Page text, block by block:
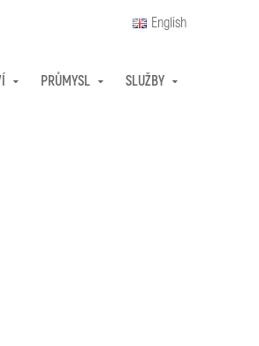
English
PRŮMYSL SLUŽBY